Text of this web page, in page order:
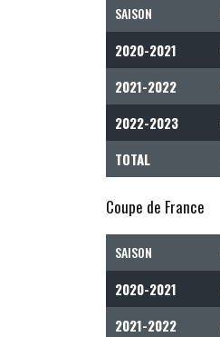
SAISON
2020-2021
2021-2022
2022-2023
TOTAL
Coupe de France
SAISON
2020-2021
2021-2022